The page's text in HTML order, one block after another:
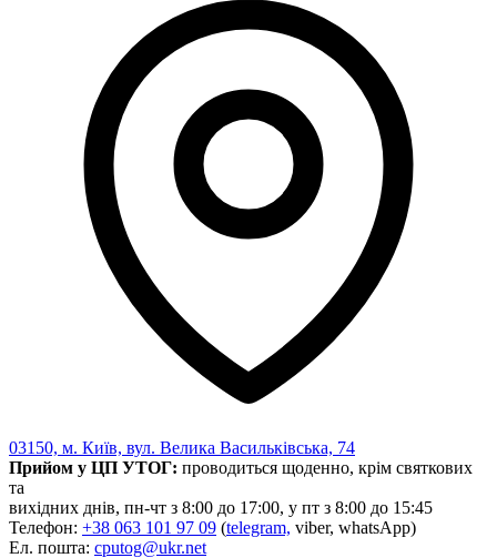
Статут УТОГ
Нормативна база УТОГ
Конвенція ООН
Законодавство
Декларації
Документи ВФГ
Міжнародні документи
03150, м. Київ, вул. Велика Васильківська, 74
Прийом у ЦП УТОГ: проводиться щоденно, крім святкових
та
вихідних днів, пн-чт з 8:00 до 17:00, у пт з 8:00 до 15:45
Телефон: +38 063 101 97 09 (telegram, viber, whatsApp)
Ел. пошта: cputog@ukr.net